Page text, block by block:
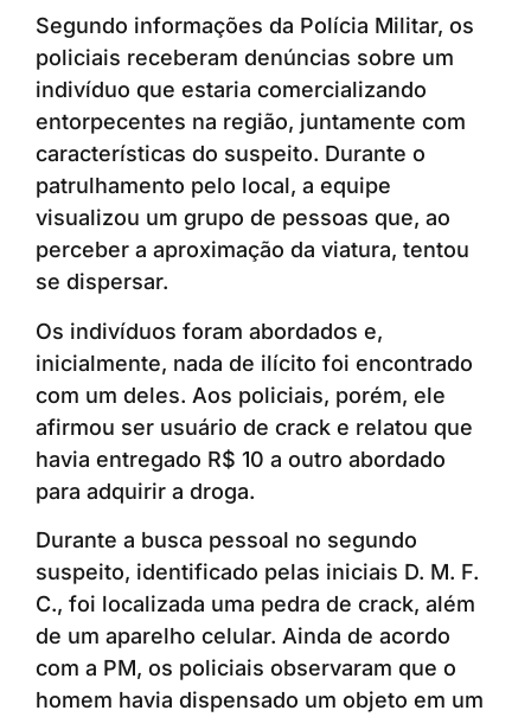
Segundo informações da Polícia Militar, os
policiais receberam denúncias sobre um
indivíduo que estaria comercializando
entorpecentes na região, juntamente com
características do suspeito. Durante o
patrulhamento pelo local, a equipe
visualizou um grupo de pessoas que, ao
perceber a aproximação da viatura, tentou
se dispersar.
Os indivíduos foram abordados e,
inicialmente, nada de ilícito foi encontrado
com um deles. Aos policiais, porém, ele
afirmou ser usuário de crack e relatou que
havia entregado R$ 10 a outro abordado
para adquirir a droga.
Durante a busca pessoal no segundo
suspeito, identificado pelas iniciais D. M. F.
C., foi localizada uma pedra de crack, além
de um aparelho celular. Ainda de acordo
com a PM, os policiais observaram que o
homem havia dispensado um objeto em um